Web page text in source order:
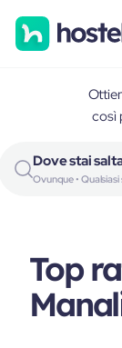
così
Dove stai
Ovunque •
Top